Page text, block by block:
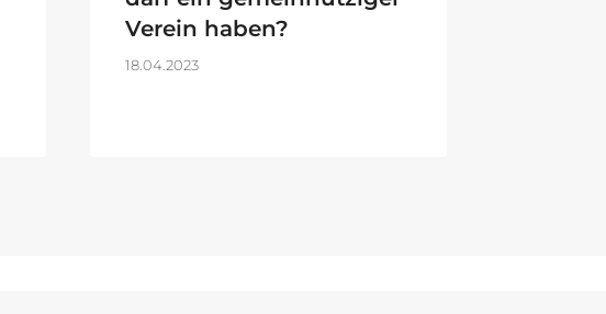
Verein haben?
18.04.2023